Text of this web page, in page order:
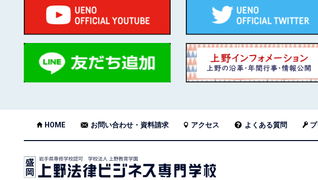
HOME お問い合わせ・資料請求 アクセス よくある質問